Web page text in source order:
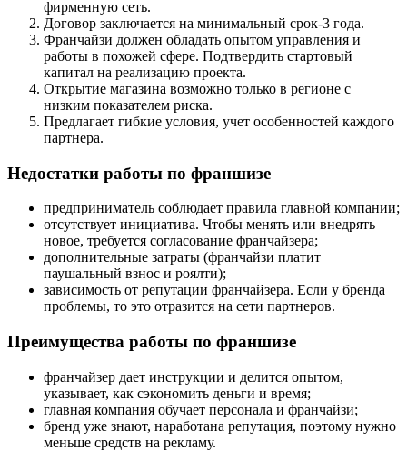
фирменную сеть.
Договор заключается на минимальный срок-3 года.
Франчайзи должен обладать опытом управления и
работы в похожей сфере. Подтвердить стартовый
капитал на реализацию проекта.
Открытие магазина возможно только в регионе с
низким показателем риска.
Предлагает гибкие условия, учет особенностей каждого
партнера.
Недостатки работы по франшизе
предприниматель соблюдает правила главной компании;
отсутствует инициатива. Чтобы менять или внедрять
новое, требуется согласование франчайзера;
дополнительные затраты (франчайзи платит
паушальный взнос и роялти);
зависимость от репутации франчайзера. Если у бренда
проблемы, то это отразится на сети партнеров.
Преимущества работы по франшизе
франчайзер дает инструкции и делится опытом,
указывает, как сэкономить деньги и время;
главная компания обучает персонала и франчайзи;
бренд уже знают, наработана репутация, поэтому нужно
меньше средств на рекламу.